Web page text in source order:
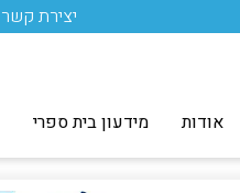
יצירת קשר
אודות מידעון בית ספרי